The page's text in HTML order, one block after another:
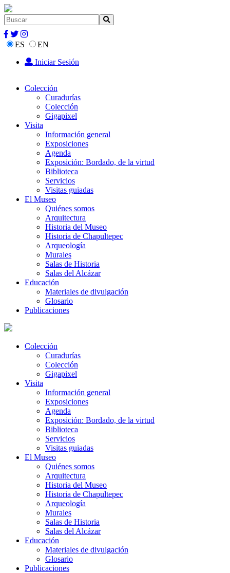
ES
EN
Iniciar Sesión
Colección
Curadurías
Colección
Gigapixel
Visita
Información general
Exposiciones
Agenda
Exposición: Bordado, de la virtud
Biblioteca
Servicios
Visitas guiadas
El Museo
Quiénes somos
Arquitectura
Historia del Museo
Historia de Chapultepec
Arqueología
Murales
Salas de Historia
Salas del Alcázar
Educación
Materiales de divulgación
Glosario
Publicaciones
Colección
Curadurías
Colección
Gigapixel
Visita
Información general
Exposiciones
Agenda
Exposición: Bordado, de la virtud
Biblioteca
Servicios
Visitas guiadas
El Museo
Quiénes somos
Arquitectura
Historia del Museo
Historia de Chapultepec
Arqueología
Murales
Salas de Historia
Salas del Alcázar
Educación
Materiales de divulgación
Glosario
Publicaciones